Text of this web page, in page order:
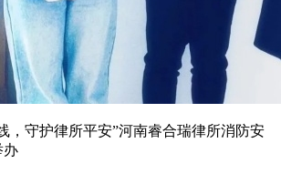
，守护律所平安”河南睿合瑞律所消防安
办